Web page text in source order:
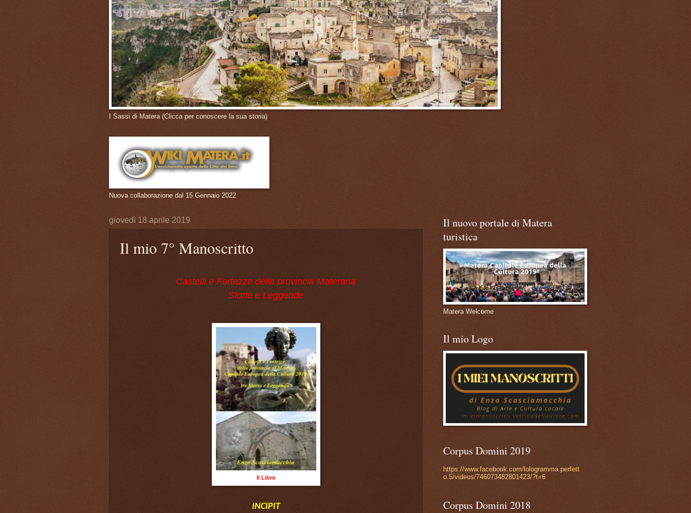
I Sassi di Matera (Clicca per conoscere la sua storia)
Nuova collaborazione dal 15 Gennaio 2022
giovedì 18 aprile 2019
Il mio 7° Manoscritto
Castelli e Fortezze della provincia Materana
Storie e Leggende
Il Libro
INCIPIT
Il nuovo portale di Matera
turistica
Matera Welcome
Il mio Logo
Corpus Domini 2019
https://www.facebook.com/lologramma.perfett
o.5/videos/746073482801423/?t=6
Corpus Domini 2018